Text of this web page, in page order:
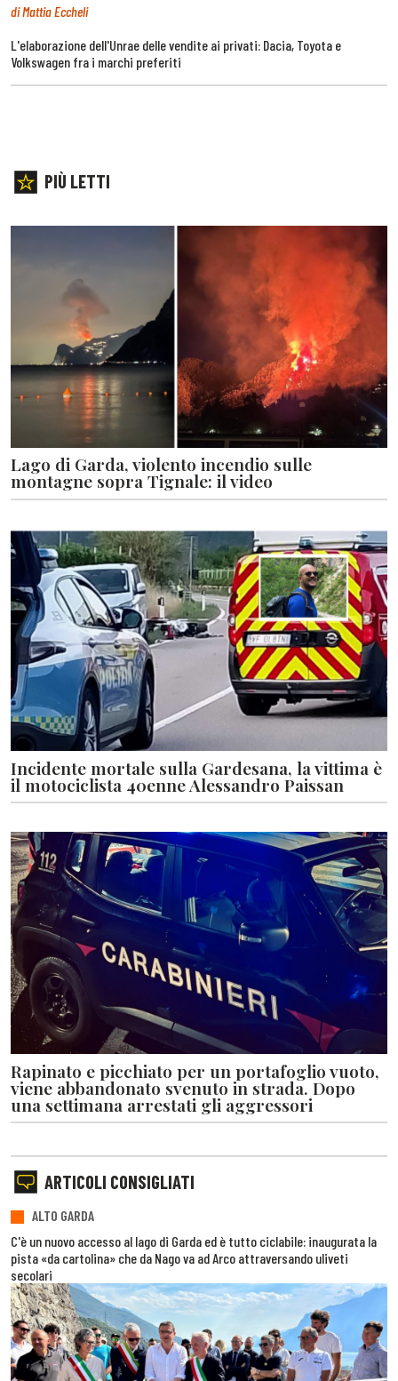
di Mattia Eccheli
L'elaborazione dell'Unrae delle vendite ai privati: Dacia, Toyota e
Volkswagen fra i marchi preferiti
PIÙ LETTI
Lago di Garda, violento incendio sulle
montagne sopra Tignale: il video
Incidente mortale sulla Gardesana, la vittima è
il motociclista 40enne Alessandro Paissan
Rapinato e picchiato per un portafoglio vuoto,
viene abbandonato svenuto in strada. Dopo
una settimana arrestati gli aggressori
ARTICOLI CONSIGLIATI
ALTO GARDA
C'è un nuovo accesso al lago di Garda ed è tutto ciclabile: inaugurata la
pista «da cartolina» che da Nago va ad Arco attraversando uliveti
secolari